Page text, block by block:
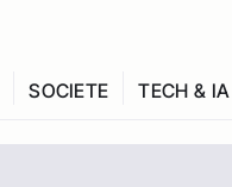
SOCIETE TECH & IA